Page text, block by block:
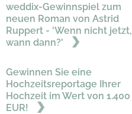
weddix-Gewinnspiel zum
neuen Roman von Astrid
Ruppert - 'Wenn nicht jetzt,
wann dann?'
Gewinnen Sie eine
Hochzeitsreportage Ihrer
Hochzeit im Wert von 1.400
EUR!